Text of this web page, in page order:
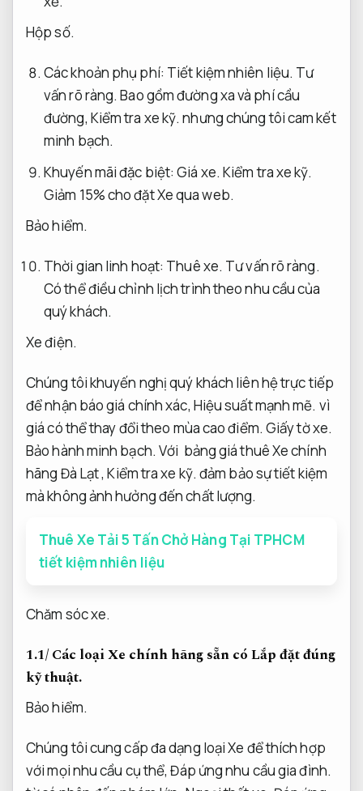
Hộp số.
Các khoản phụ phí: Tiết kiệm nhiên liệu. Tư
vấn rõ ràng. Bao gồm đường xa và phí cầu
đường, Kiểm tra xe kỹ. nhưng chúng tôi cam kết
minh bạch.
Khuyến mãi đặc biệt:Giá xe. Kiểm tra xe kỹ.
Giảm 15% cho đặt Xe qua web.
Bảo hiểm.
Thời gian linh hoạt: Thuê xe. Tư vấn rõ ràng.
Có thể điều chỉnh lịch trình theo nhu cầu của
quý khách.
Xe điện.
Chúng tôi khuyến nghị quý khách liên hệ trực tiếp
để nhận báo giá chính xác, Hiệu suất mạnh mẽ. vì
giá có thể thay đổi theo mùa cao điểm. Giấy tờ xe.
Bảo hành minh bạch. Với bảng giá thuê Xe chính
hãng Đà Lạt,Kiểm tra xe kỹ. đảm bảo sự tiết kiệm
mà không ảnh hưởng đến chất lượng.
Thuê Xe Tải 5 Tấn Chở Hàng Tại TPHCM
tiết kiệm nhiên liệu
Chăm sóc xe.
1.1/ Các loại Xe chính hãng sẵn cóLắp đặt đúng
kỹ thuật.
Bảo hiểm.
Chúng tôi cung cấp đa dạng loại Xe để thích hợp
với mọi nhu cầu cụ thể,Đáp ứng nhu cầu gia đình.